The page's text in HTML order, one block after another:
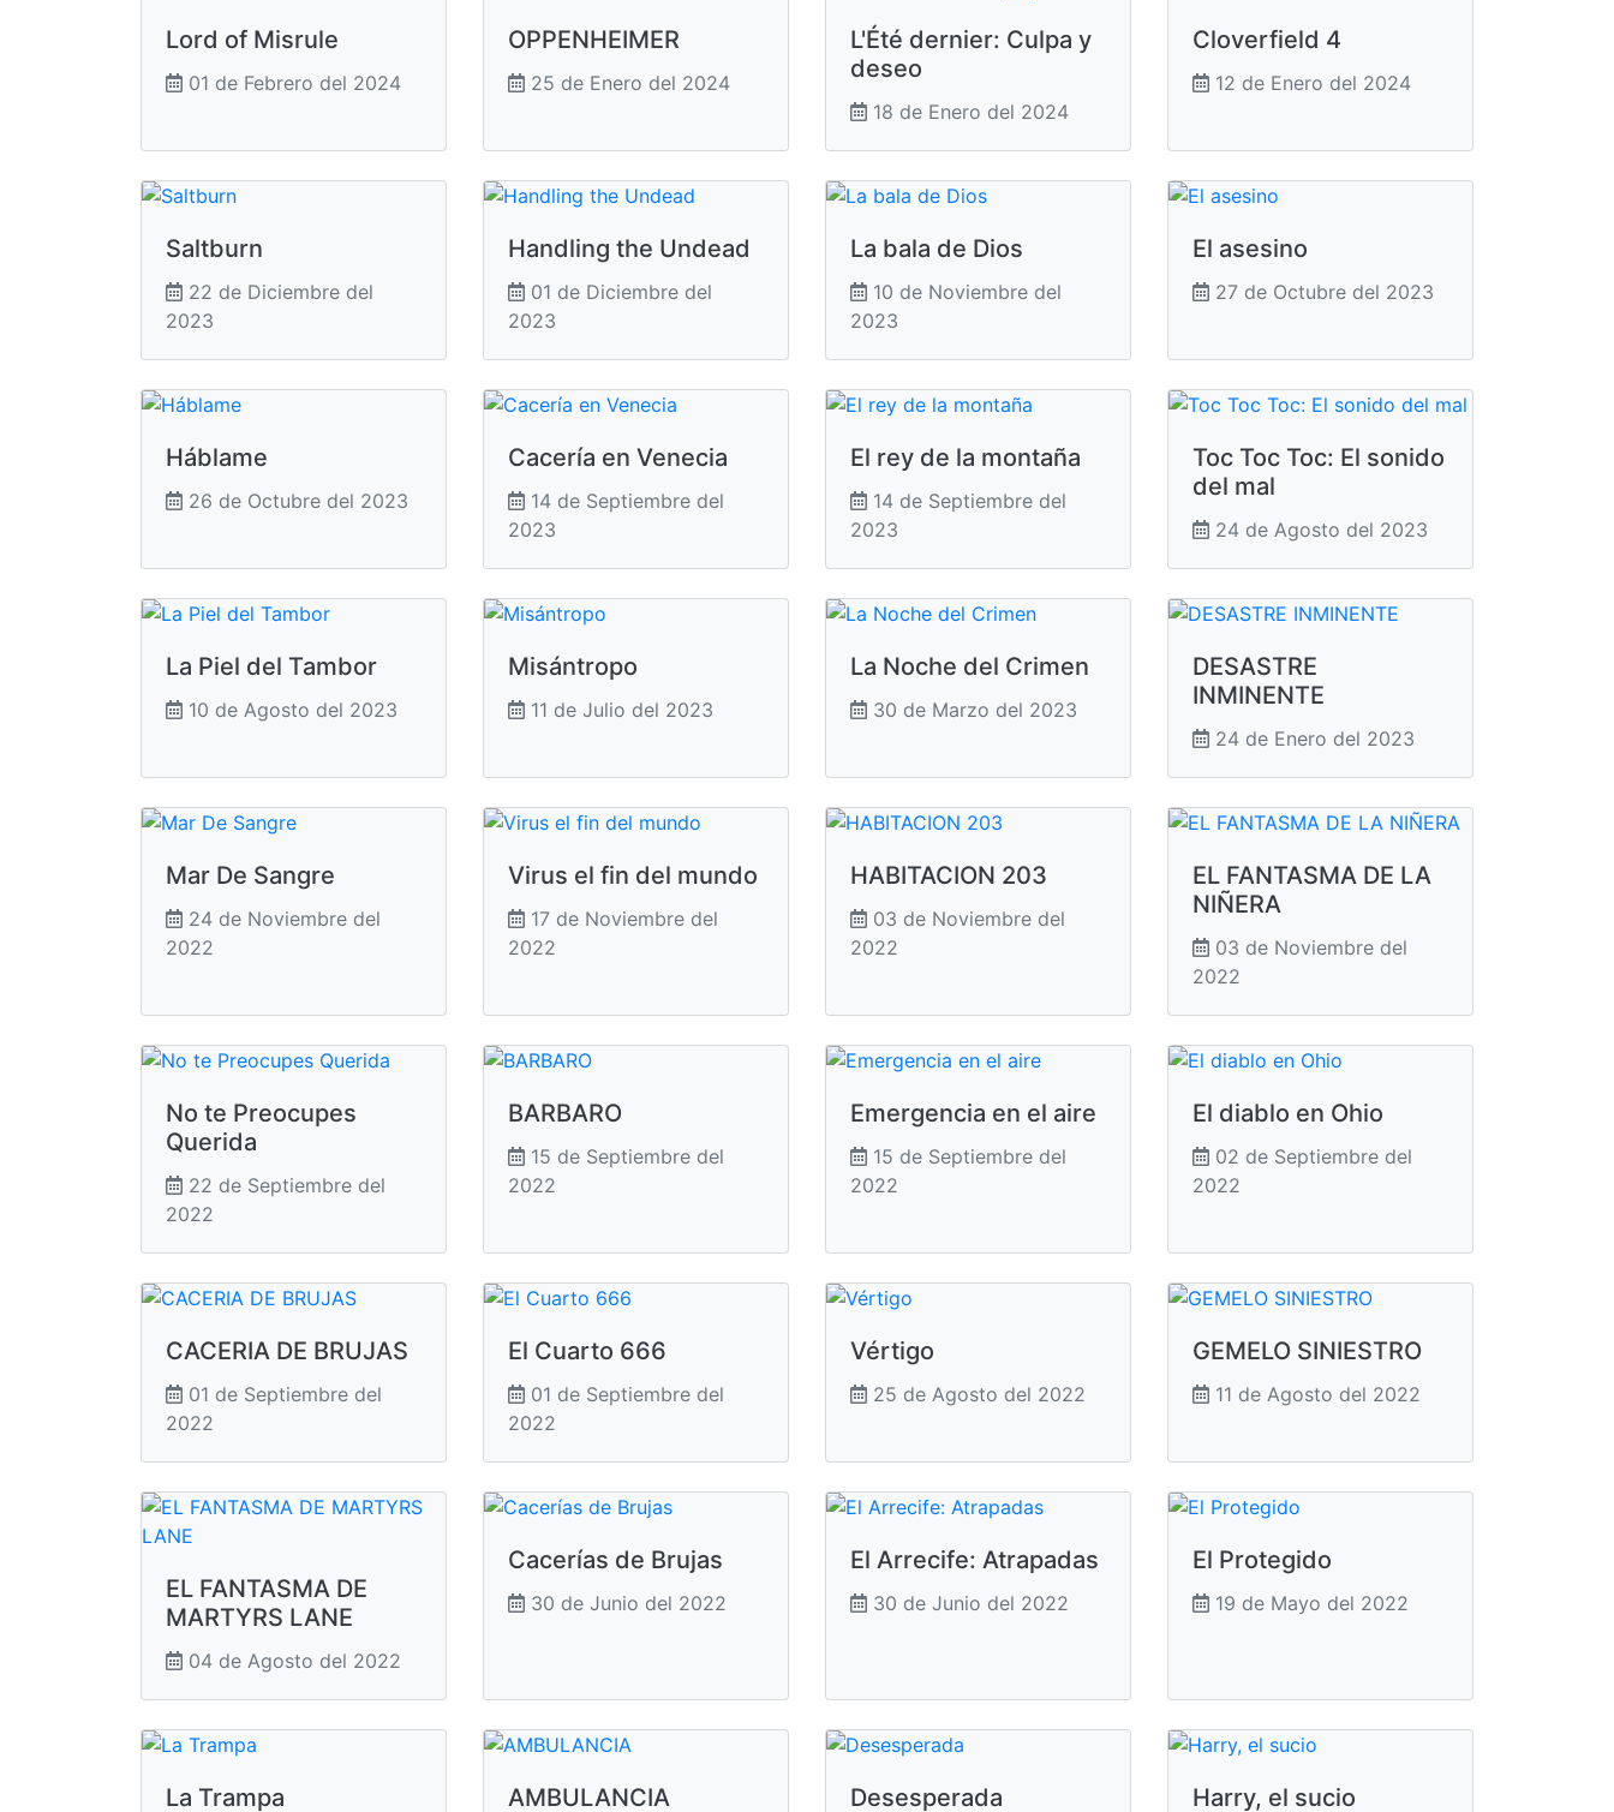
Lord of Misrule
01 de Febrero del 2024
OPPENHEIMER
25 de Enero del 2024
L'Été dernier: Culpa y
deseo
18 de Enero del 2024
Cloverfield 4
12 de Enero del 2024
Saltburn
22 de Diciembre del
2023
Handling the Undead
01 de Diciembre del
2023
La bala de Dios
10 de Noviembre del
2023
El asesino
27 de Octubre del 2023
Háblame
26 de Octubre del 2023
Cacería en Venecia
14 de Septiembre del
2023
El rey de la montaña
14 de Septiembre del
2023
Toc Toc Toc: El sonido
del mal
24 de Agosto del 2023
La Piel del Tambor
10 de Agosto del 2023
Misántropo
11 de Julio del 2023
La Noche del Crimen
30 de Marzo del 2023
DESASTRE
INMINENTE
24 de Enero del 2023
Mar De Sangre
24 de Noviembre del
2022
Virus el fin del mundo
17 de Noviembre del
2022
HABITACION 203
03 de Noviembre del
2022
EL FANTASMA DE LA
NIÑERA
03 de Noviembre del
2022
No te Preocupes
Querida
22 de Septiembre del
2022
BARBARO
15 de Septiembre del
2022
Emergencia en el aire
15 de Septiembre del
2022
El diablo en Ohio
02 de Septiembre del
2022
CACERIA DE BRUJAS
01 de Septiembre del
2022
El Cuarto 666
01 de Septiembre del
2022
Vértigo
25 de Agosto del 2022
GEMELO SINIESTRO
11 de Agosto del 2022
EL FANTASMA DE
MARTYRS LANE
04 de Agosto del 2022
Cacerías de Brujas
30 de Junio del 2022
El Arrecife: Atrapadas
30 de Junio del 2022
El Protegido
19 de Mayo del 2022
La Trampa AMBULANCIA Desesperada Harry, el sucio